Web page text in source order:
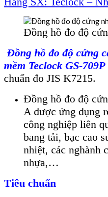
Đồng hồ đo độ
Đồng hồ đo độ cứng
mềm Teclock GS-709P
chuẩn đo JIS K7215.
Đồng hồ đo độ
A được ứng dụng
công nghiệp liên
bang tải, bạc cao
nhiệt, các nghành
nhựa,…
Tiêu chuẩn